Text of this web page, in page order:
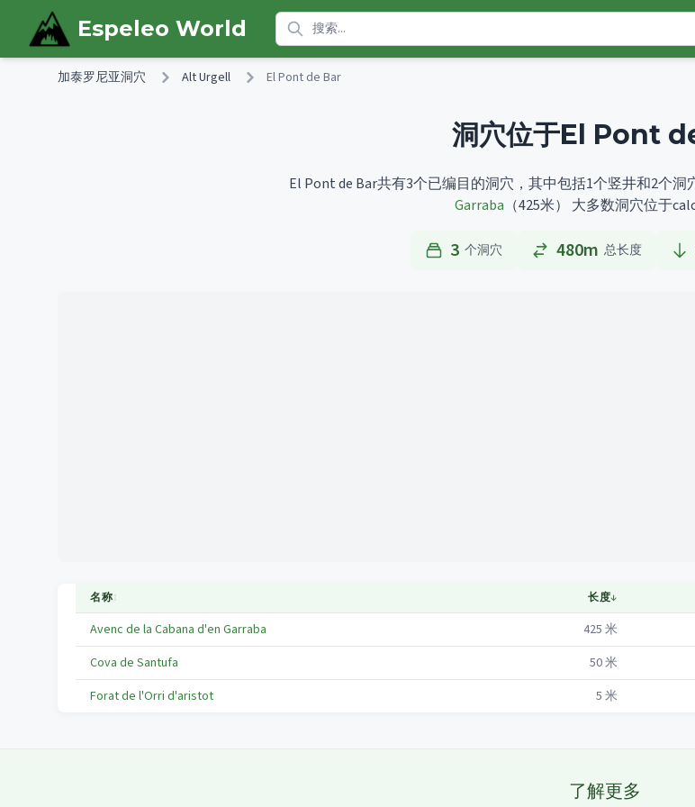
Skip to main content
Espeleo World
加泰罗尼亚洞穴 Alt Urgell El Pont de Bar
洞穴位于El Pont
El Pont de Bar共有3个已编目的洞穴，其中包括1个竖井和2个洞
Garraba （425米） 大多数洞穴位于
3 个洞穴 480m 总长度
名称↕ 长度↓
Avenc de la Cabana d'en Garraba 425 米
Cova de Santufa
50米
Forat de l'Orri d'aristot
5 米
了解更多